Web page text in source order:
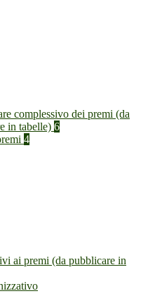
complessivo dei premi (da
in tabelle) 6
4
ai premi (da pubblicare in